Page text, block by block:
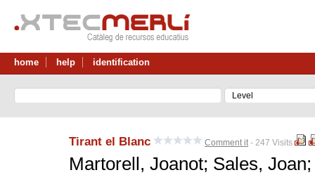
home help identification
Tirant el Blanc Comment it - 247 Visits
Martorell, Joanot; Sales,